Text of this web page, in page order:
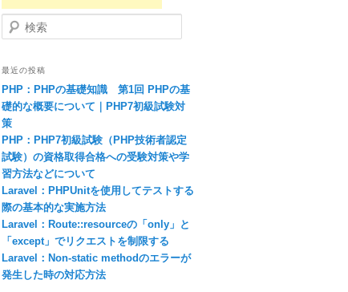
検索
最近の投稿
PHP：PHPの基礎知識 第1回 PHPの基
礎的な概要について｜PHP7初級試験対
策
PHP：PHP7初級試験（PHP技術者認定
試験）の資格取得合格への受験対策や学
習方法などについて
Laravel：PHPUnitを使用してテストする
際の基本的な実施方法
Laravel：Route::resourceの「only」と
「except」でリクエストを制限する
Laravel：Non-static methodのエラーが
発生した時の対応方法